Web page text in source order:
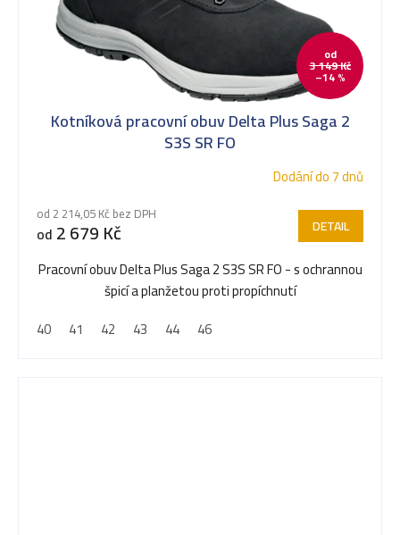
od
3 149 Kč
–14 %
Kotníková pracovní obuv Delta Plus Saga 2
S3S SR FO
Dodání do 7 dnů
od 2 214,05 Kč bez DPH
od 2 679 Kč DETAIL
Pracovní obuv Delta Plus Saga 2 S3S SR FO - s ochrannou
špicí a planžetou proti propíchnutí
40
41 42 43 44 46